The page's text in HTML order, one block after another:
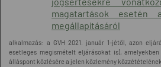
magatartások esetén
megállapításáról
alkalmazás: a GVH 2021. január 1-jétől, azon
esetleges megismételt eljárásokat is),
álláspont közlésére a jelen közlemény